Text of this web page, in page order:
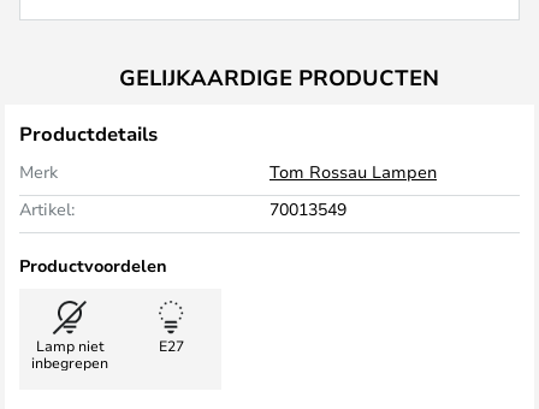
GELIJKAARDIGE PRODUCTEN
Productdetails
Merk
Tom Rossau Lampen
Artikel:
70013549
Productvoordelen
Lamp niet
inbegrepen
E27